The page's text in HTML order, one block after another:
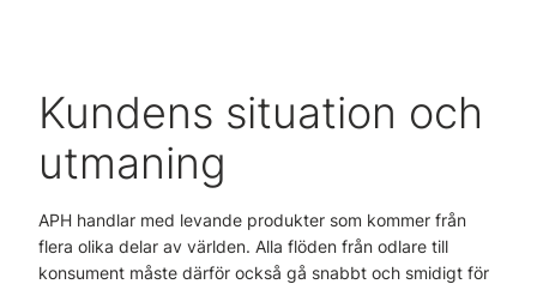
Kundens situation och
utmaning
APH handlar med levande produkter som kommer från
flera olika delar av världen. Alla flöden från odlare till
konsument måste därför också gå snabbt och smidigt för